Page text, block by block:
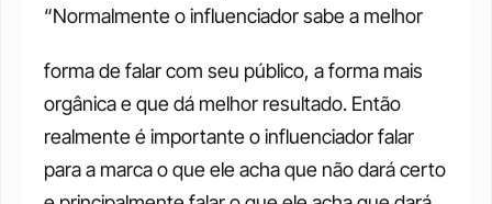
“Normalmente o influenciador sabe a melhor
forma de falar com seu público, a forma mais
orgânica e que dá melhor resultado. Então
realmente é importante o influenciador falar
para a marca o que ele acha que não dará certo